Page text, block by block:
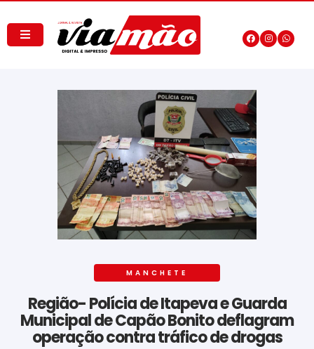
MANCHETE
Região- Polícia de Itapeva e Guarda
Municipal de Capão Bonito deflagram
operação contra tráfico de drogas